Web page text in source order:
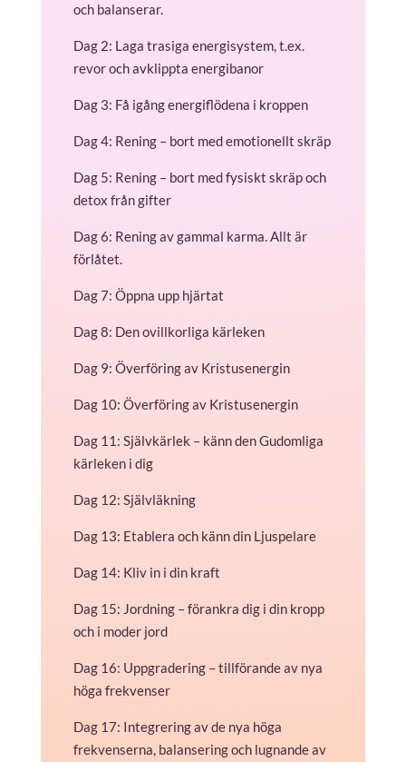
och balanserar.
Dag 2: Laga trasiga energisystem, t.ex.
revor och avklippta energibanor
Dag 3: Få igång energiflödena i kroppen
Dag 4: Rening – bort med emotionellt skräp
Dag 5: Rening – bort med fysiskt skräp och
detox från gifter
Dag 6: Rening av gammal karma. Allt är
förlåtet.
Dag 7: Öppna upp hjärtat
Dag 8: Den ovillkorliga kärleken
Dag 9: Överföring av Kristusenergin
Dag 10: Överföring av Kristusenergin
Dag 11: Självkärlek – känn den Gudomliga
kärleken i dig
Dag 12: Självläkning
Dag 13: Etablera och känn din Ljuspelare
Dag 14: Kliv in i din kraft
Dag 15: Jordning – förankra dig i din kropp
och i moder jord
Dag 16: Uppgradering – tillförande av nya
höga frekvenser
Dag 17: Integrering av de nya höga
frekvenserna, balansering och lugnande av